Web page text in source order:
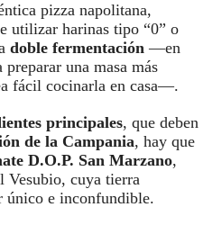
pizza napolitana,
utilizar harinas tipo “0” o
doble fermentación —en
preparar una masa más
fácil cocinarla en casa—.
principales, que deben
de la Campania, hay que
D.O.P. San Marzano,
Vesubio, cuya tierra
único e inconfundible.